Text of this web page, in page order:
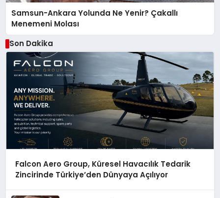
Samsun-Ankara Yolunda Ne Yenir? Çakallı
Menemeni Molası
Son Dakika
Falcon Aero Group, Küresel Havacılık Tedarik
Zincirinde Türkiye’den Dünyaya Açılıyor